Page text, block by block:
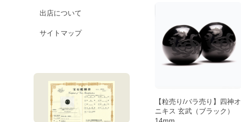
出店について
サイトマップ
【粒売り/バラ売り】四神オ
ニキス 玄武（ブラック）